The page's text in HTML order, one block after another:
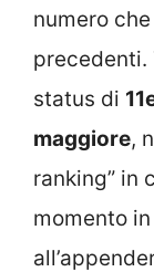
numero
precedenti.
status di
maggiore,
ranking” in
momento